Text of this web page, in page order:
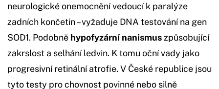
neurologické onemocnění vedoucí k paralýze
zadních končetin – vyžaduje DNA testování na gen
SOD1. Podobně hypofyzární nanismus způsobující
zakrslost a selhání ledvin. K tomu oční vady jako
progresivní retinální atrofie. V České republice jsou
tyto testy pro chovnost povinné nebo silně